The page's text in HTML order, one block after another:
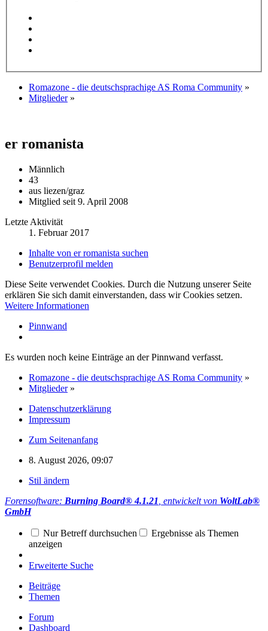
Romazone - die deutschsprachige AS Roma Community »
Mitglieder »
er romanista
Männlich
43
aus liezen/graz
Mitglied seit 9. April 2008
Letzte Aktivität
1. Februar 2017
Inhalte von er romanista suchen
Benutzerprofil melden
Diese Seite verwendet Cookies. Durch die Nutzung unserer Seite
erklären Sie sich damit einverstanden, dass wir Cookies setzen.
Weitere Informationen
Pinnwand
Es wurden noch keine Einträge an der Pinnwand verfasst.
Romazone - die deutschsprachige AS Roma Community »
Mitglieder »
Datenschutzerklärung
Impressum
Zum Seitenanfang
8. August 2026, 09:07
Stil ändern
Forensoftware: Burning Board® 4.1.21 , entwickelt von WoltLab®
GmbH
Nur Betreff durchsuchen
Ergebnisse als Themen
anzeigen
Erweiterte Suche
Beiträge
Themen
Forum
Dashboard